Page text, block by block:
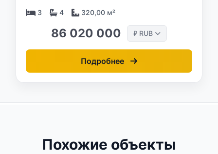
3 4 320,00 м²
86 020 000 ₽ RUB
Подробнее
Похожие объекты